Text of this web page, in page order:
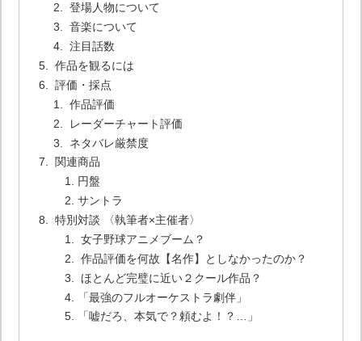
登場人物について
音楽について
注目話数
作品を観るには
評価・採点
作品評価
レーダーチャート評価
ネタバレ厳禁度
関連商品
円盤
サントラ
特別対談 〈執筆者×主催者〉
女子野球アニメブーム？
作品評価を何故【名作】としなかったのか？
ほとんど完璧に近い２クール作品？
「最強のフルオーケストラ劇伴」
「嘘だろ、本気で？頼むよ！？…」